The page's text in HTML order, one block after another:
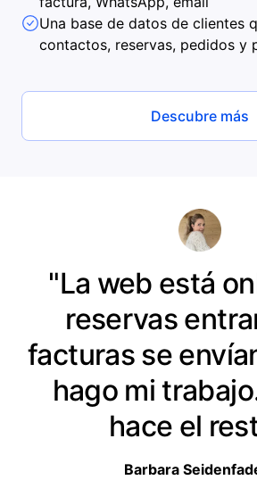
Una base de datos de clientes
contactos, reservas, pedidos y
Descubre más
"La web está
reservas
facturas se
hago mi
hace el
Barbara